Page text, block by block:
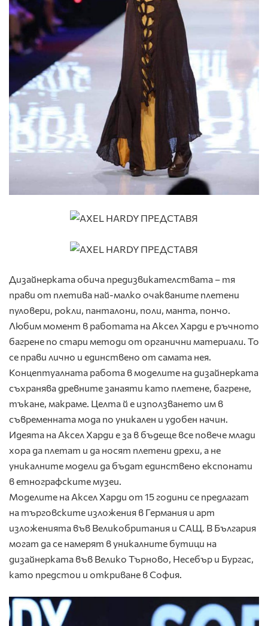
Дизайнерката обича предизвикателствата – тя
прави от плетива най-малко очакваните плетени
пуловери, рокли, панталони, поли, манта, пончо.
Любим момент в работата на Аксел Харди е ръчното
багрене по стари методи от органични материали. То
се прави лично и единствено от самата нея.
Концептуалната работа в моделите на дизайнерката
съхранява древните занаяти като плетене, багрене,
тъкане, макраме. Целта й е използването им в
съвременната мода по уникален и удобен начин.
Идеята на Аксел Харди е за в бъдеще все повече млади
хора да плетат и да носят плетени дрехи, а не
уникалните модели да бъдат единствено експонати
в етнографските музеи.
Моделите на Аксел Харди от 15 години се предлагат
на търговските изложения в Германия и арт
изложенията във Великобритания и САЩ. В България
могат да се намерят в уникалните бутици на
дизайнерката във Велико Търново, Несебър и Бургас,
като предстои и откриване в София.